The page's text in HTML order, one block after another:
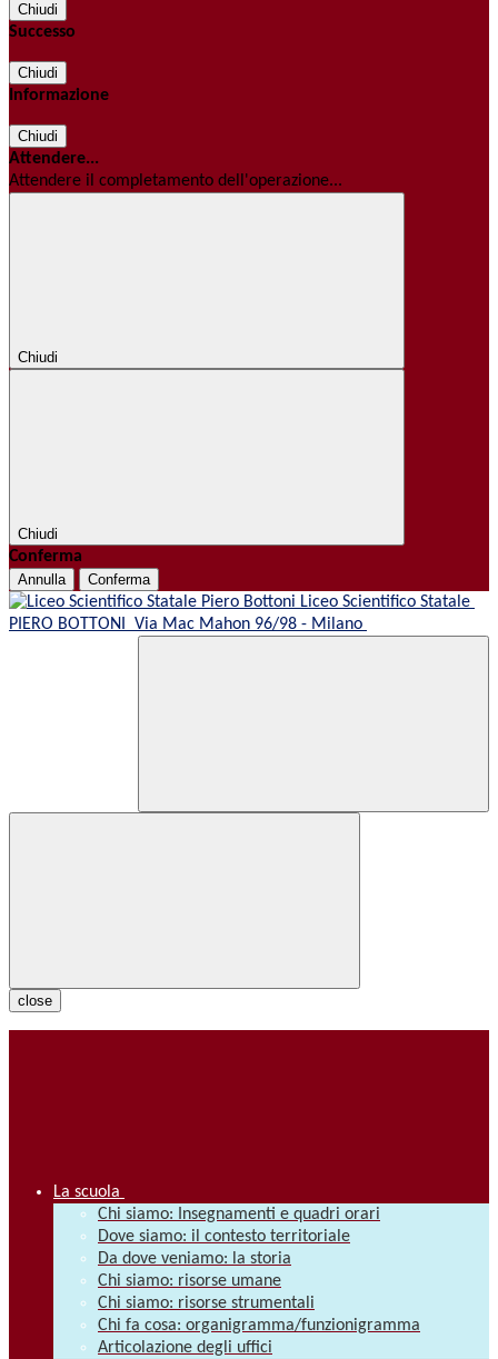
Chiudi
Successo
Chiudi
Informazione
Chiudi
Attendere...
Attendere il completamento dell'operazione...
Chiudi
Chiudi
Conferma
Annulla Conferma
Liceo Scientifico Statale
PIERO BOTTONI Via Mac Mahon 96/98 - Milano
close
La scuola
Chi siamo: Insegnamenti e quadri orari
Dove siamo: il contesto territoriale
Da dove veniamo: la storia
Chi siamo: risorse umane
Chi siamo: risorse strumentali
Chi fa cosa: organigramma/funzionigramma
Articolazione degli uffici